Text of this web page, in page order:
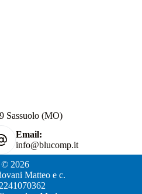
Sassuolo (MO)
Email:
info@blucomp.it
2026
Matteo e c.